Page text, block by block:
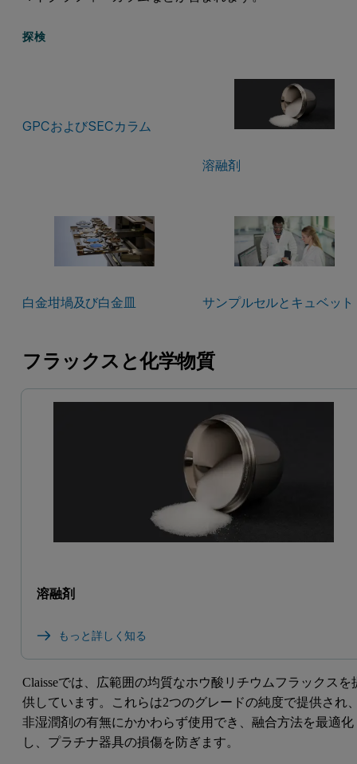
探検
GPCおよびSECカラム
溶融剤
白金坩堝及び白金皿 サンプルセルとキュベット
フラックスと化学物質
溶融剤
もっと詳しく知る
Claisseでは、広範囲の均質なホウ酸リチウムフラックスを
供しています。これらは2つのグレードの純度で提供され
非湿潤剤の有無にかかわらず使用でき、融合方法を最適化
し、プラチナ器具の損傷を防ぎます。